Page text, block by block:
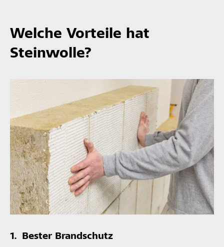
Welche Vorteile hat
Steinwolle?
1. Bester Brandschutz